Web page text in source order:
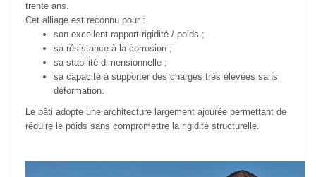
trente ans.
Cet alliage est reconnu pour :
son excellent rapport rigidité / poids ;
sa résistance à la corrosion ;
sa stabilité dimensionnelle ;
sa capacité à supporter des charges très élevées sans
déformation.
Le bâti adopte une architecture largement ajourée permettant de
réduire le poids sans compromettre la rigidité structurelle.